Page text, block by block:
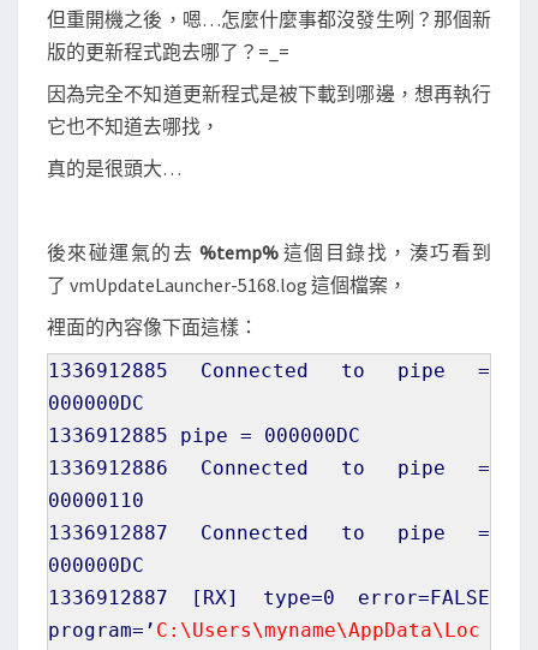
斷
後
怎
麼
但重開機之後，嗯…怎麼什麼事都沒發生咧？那個新
版的更新程式跑去哪了？=_=
因為完全不知道更新程式是被下載到哪邊，想再執行
它也不知道去哪找，
真的是很頭大…
後來碰運氣的去 %temp%這個目錄找，湊巧看到
了 vmUpdateLauncher-5168.log 這個檔案，
裡面的內容像下面這樣：
1336912885 Connected to pipe =
000000DC
1336912885 pipe = 000000DC
1336912886 Connected to pipe =
00000110
1336912887 Connected to pipe =
000000DC
1336912887
[ RX] type=0 error=FALSE
program=’ C:\Users\myname\AppData\Loc